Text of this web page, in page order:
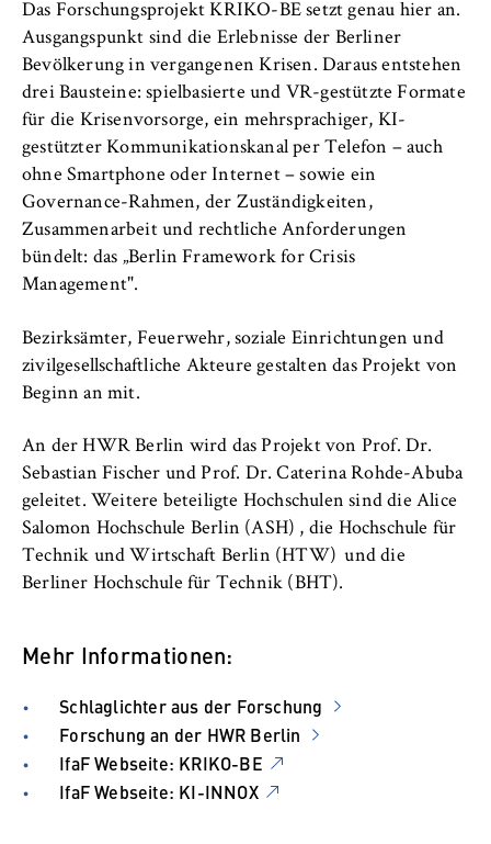
Das Forschungsprojekt KRIKO-BE setzt genau hier an.
Ausgangspunkt sind die Erlebnisse der Berliner
Bevölkerung in vergangenen Krisen. Daraus entstehen
drei Bausteine: spielbasierte und VR-gestützte Formate
für die Krisenvorsorge, ein mehrsprachiger, KI-
gestützter Kommunikationskanal per Telefon – auch
ohne Smartphone oder Internet – sowie ein
Governance-Rahmen, der Zuständigkeiten,
Zusammenarbeit und rechtliche Anforderungen
bündelt: das „Berlin Framework for Crisis
Management".
Bezirksämter, Feuerwehr, soziale Einrichtungen und
zivilgesellschaftliche Akteure gestalten das Projekt von
Beginn an mit.
An der HWR Berlin wird das Projekt von Prof. Dr.
Sebastian Fischer und Prof. Dr. Caterina Rohde-Abuba
geleitet. Weitere beteiligte Hochschulen sind die Alice
Salomon Hochschule Berlin (ASH) , die Hochschule für
Technik und Wirtschaft Berlin (HTW) und die
Berliner Hochschule für Technik (BHT).
Mehr Informationen:
Schlaglichter aus der Forschung
Forschung an der HWR Berlin
IfaF Webseite: KRIKO-BE
IfaF Webseite: KI-INNOX